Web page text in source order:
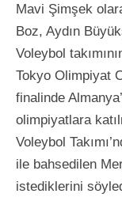
Mavi Şimşek
Boz, Aydın
Voleybol
Tokyo Olimpiyat
finalinde
olimpiyatlara
Voleybol
ile bahsedilen
istediklerini